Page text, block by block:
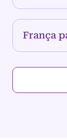
França